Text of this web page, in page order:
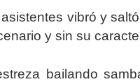
vibró y
y sin su
bailando